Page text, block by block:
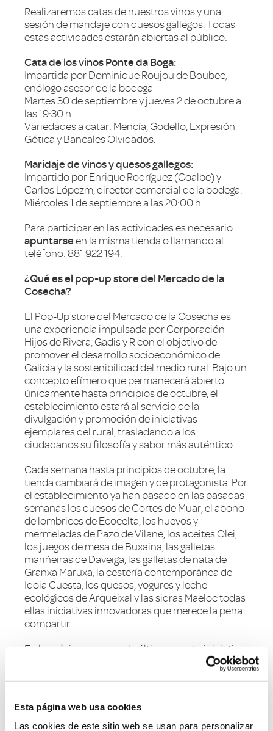
Esta página web usa cookies
Las cookies de este sitio web se usan para personalizar
Realizaremos catas de nuestros vinos y una
sesión de maridaje con quesos gallegos. Todas
estas actividades estarán abiertas al público:
Cata de los vinos Ponte da Boga:
Impartida por Dominique Roujou de Boubee,
enólogo asesor de la bodega
Martes 30 de septiembre y jueves 2 de octubre a
las 19:30 h.
Variedades a catar: Mencía, Godello, Expresión
Gótica y Bancales Olvidados.
Maridaje de vinos y quesos gallegos:
Impartido por Enrique Rodríguez (Coalbe) y
Carlos Lópezm, director comercial de la bodega.
Miércoles 1 de septiembre a las 20:00 h.
Para participar en las actividades es necesario
apuntarse en la misma tienda o llamando al
teléfono: 881 922 194.
¿Qué es el pop-up store del Mercado de la
Cosecha?
El Pop-Up store del Mercado de la Cosecha es
una experiencia impulsada por Corporación
Hijos de Rivera, Gadis y R con el objetivo de
promover el desarrollo socioeconómico de
Galicia y la sostenibilidad del medio rural. Bajo un
concepto efímero que permanecerá abierto
únicamente hasta principios de octubre, el
establecimiento estará al servicio de la
divulgación y promoción de iniciativas
ejemplares del rural, trasladando a los
ciudadanos su filosofía y sabor más auténtico.
Cada semana hasta principios de octubre, la
tienda cambiará de imagen y de protagonista. Por
el establecimiento ya han pasado en las pasadas
semanas los quesos de Cortes de Muar, el abono
de lombrices de Ecocelta, los huevos y
mermeladas de Pazo de Vilane, los aceites Olei,
los juegos de mesa de Buxaina, las galletas
mariñeiras de Daveiga, las galletas de nata de
Granxa Maruxa, la cestería contemporánea de
Idoia Cuesta, los quesos, yogures y leche
ecológicos de Arqueixal y las sidras Maeloc todas
ellas iniciativas innovadoras que merece la pena
compartir.
En la próxima semana, la última de esta iniciativa
de compromiso social, el Mercado de la Cosecha
tendrá todos los productos que han pasado por
Fuente:Mundo HR